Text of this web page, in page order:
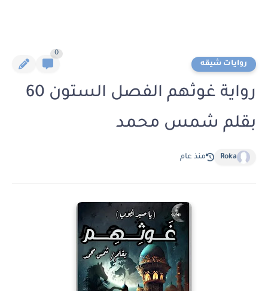
روايات شيقه
0
رواية غوثهم الفصل الستون 60
بقلم شمس محمد
Roka منذ عام